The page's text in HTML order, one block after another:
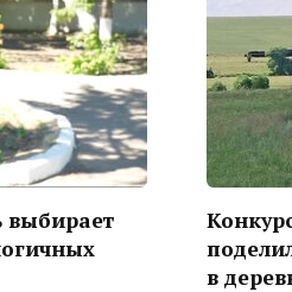
выбирает
в